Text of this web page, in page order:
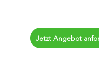
Jetzt Angebot